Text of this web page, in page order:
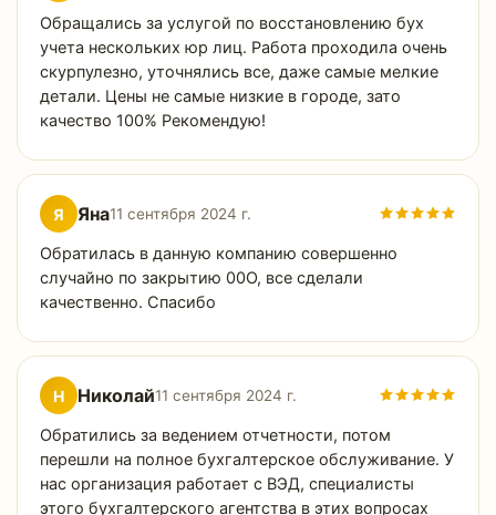
Обращались за услугой по восстановлению бух
учета нескольких юр лиц. Работа проходила очень
скурпулезно, уточнялись все, даже самые мелкие
детали. Цены не самые низкие в городе, зато
качество 100% Рекомендую!
Я Яна11 сентября 2024 г.
Обратилась в данную компанию совершенно
случайно по закрытию 00О, все сделали
качественно. Спасибо
Н Николай11 сентября 2024 г.
Обратились за ведением отчетности, потом
перешли на полное бухгалтерское обслуживание. У
нас организация работает с ВЭД, специалисты
этого бухгалтерского агентства в этих вопросах